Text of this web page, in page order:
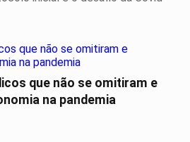
que não se omitiram e
na pandemia